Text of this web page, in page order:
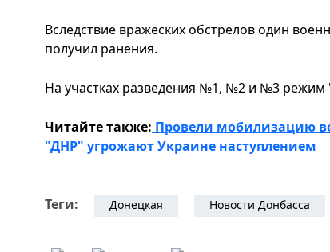
Вследствие вражеских обстрелов один
получил ранения.
На участках разведения №1, №2 и №3
Читайте также: Провели мобилизацию
"ДНР" угрожают Украине наступлением
Теги: Донецкая Новости Донбасса